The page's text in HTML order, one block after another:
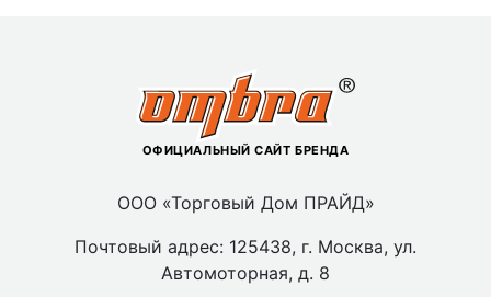
ОФИЦИАЛЬНЫЙ САЙТ БРЕНДА
ООО «Торговый Дом ПРАЙД»
Почтовый адрес: 125438, г. Москва, ул.
Автомоторная, д. 8